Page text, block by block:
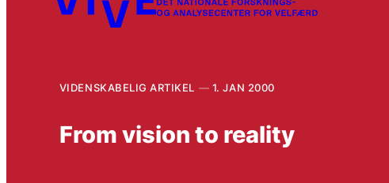
VIDENSKABELIG ARTIKEL 1. JAN 2000
From vision to reality